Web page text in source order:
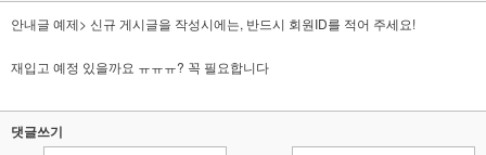
안내글 예제> 신규 게시글을 작성시에는, 반드시 회원ID를 적어 주세요!
재입고 예정 있을까요 ㅠㅠㅠ? 꼭 필요합니다
댓글쓰기